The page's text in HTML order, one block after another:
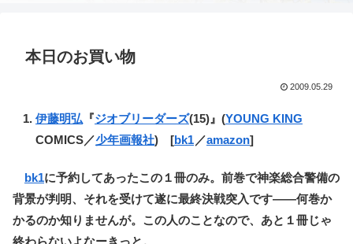
本日のお買い物
2009.05.29
伊藤明弘 『ジオブリーダーズ(15)』(YOUNG KING
COMICS／少年画報社) [bk1 ／amazon]
bk1に予約してあったこの１冊のみ。前巻で神楽総合警備の
背景が判明、それを受けて遂に最終決戦突入です――何巻か
かるのか知りませんが。この人のことなので、あと１冊じゃ
終わらないよなーきっと。